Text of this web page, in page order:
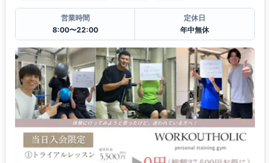
営業時間
8:00〜22:00
定休日
年中無休